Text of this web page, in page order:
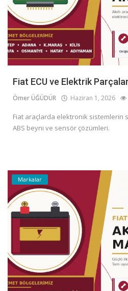
Fiat ECU ve Elektrik
Ömer ÜĞÜDÜR Haziran 1, 2026
Fiat araçlarda elektronik sistemlerin
ABS beyni ve sensör çözümleri.
Markalar